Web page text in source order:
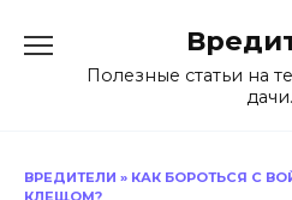
содержаниюПолезные статьи на
дачи.
ВРЕДИТЕЛИ » КАК БОРОТЬСЯ С
КЛЕЩОМ?